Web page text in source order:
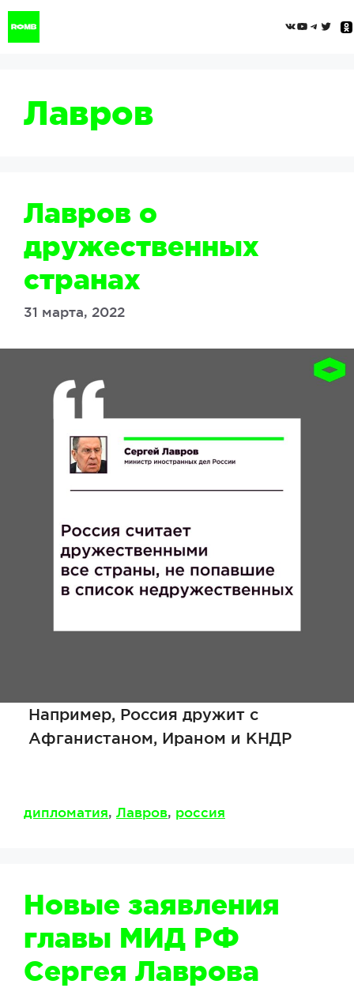
Перейти
Лавров
Лавров о
дружественных
странах
31 марта, 2022
Например, Россия дружит с
Афганистаном, Ираном и КНДР
Метки
дипломатия, Лавров, россия
Новые заявления
главы МИД РФ
Сергея Лаврова